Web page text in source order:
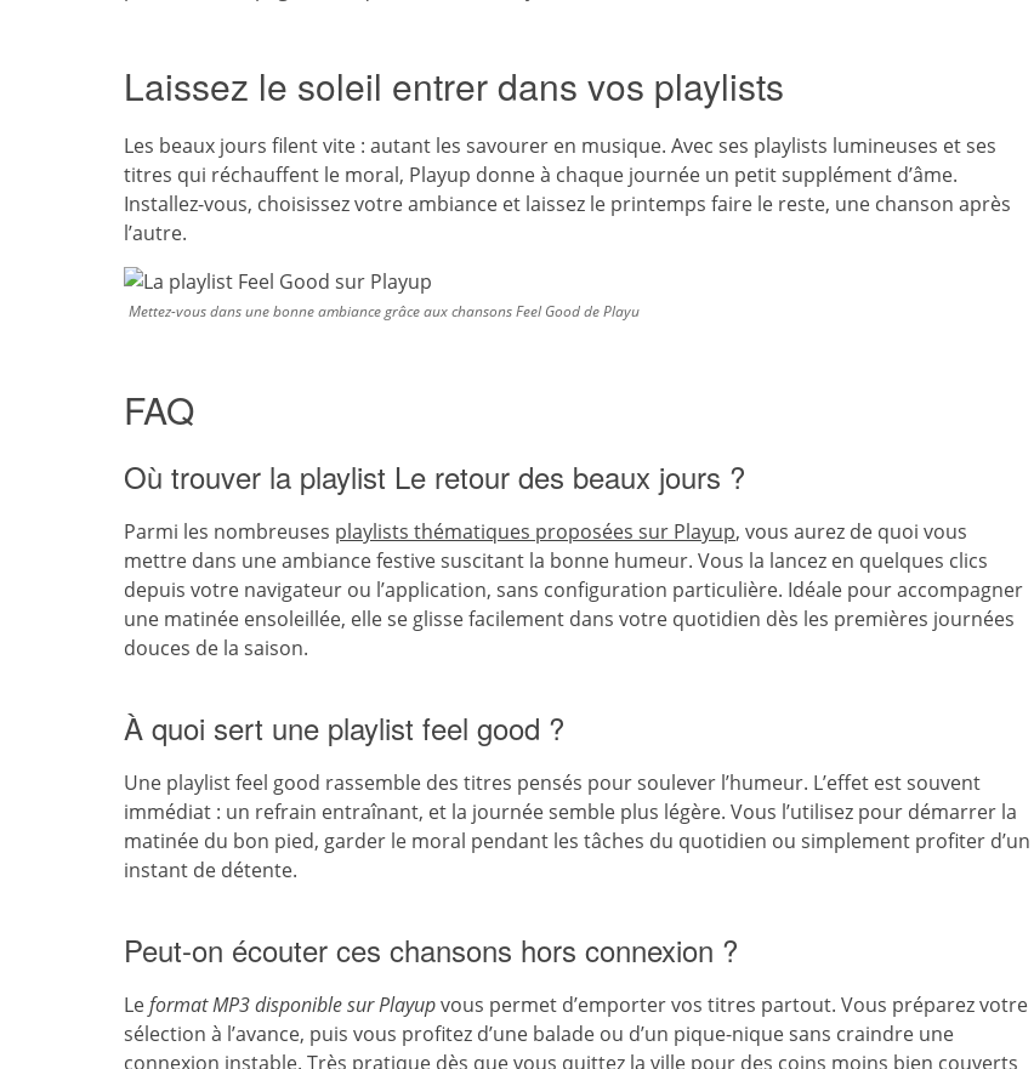
Laissez le soleil entrer dans vos playlists
Les beaux jours filent vite : autant les savourer en musique. Avec ses playlists lumineuses et ses
titres qui réchauffent le moral, Playup donne à chaque journée un petit supplément d’âme.
Installez-vous, choisissez votre ambiance et laissez le printemps faire le reste, une chanson après
l’autre.
Mettez-vous dans une bonne ambiance grâce aux chansons Feel Good de Playu
FAQ
Où trouver la playlist Le retour des beaux jours ?
Parmi les nombreuses playlists thématiques proposées sur Playup, vous aurez de quoi vous
mettre dans une ambiance festive suscitant la bonne humeur. Vous la lancez en quelques clics
depuis votre navigateur ou l’application, sans configuration particulière. Idéale pour accompagner
une matinée ensoleillée, elle se glisse facilement dans votre quotidien dès les premières journées
douces de la saison.
À quoi sert une playlist feel good ?
Une playlist feel good rassemble des titres pensés pour soulever l’humeur. L’effet est souvent
immédiat : un refrain entraînant, et la journée semble plus légère. Vous l’utilisez pour démarrer la
matinée du bon pied, garder le moral pendant les tâches du quotidien ou simplement profiter d’un
instant de détente.
Peut-on écouter ces chansons hors connexion ?
Leformat MP3 disponible sur Playupvous permet d’emporter vos titres partout. Vous préparez votre
sélection à l’avance, puis vous profitez d’une balade ou d’un pique-nique sans craindre une
connexion instable. Très pratique dès que vous quittez la ville pour des coins moins bien couverts